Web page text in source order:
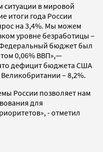
ситуации в мировой
итоги года России
на 3,4%. Мы можем
уровне безработицы –
Федеральный бюджет был
0,06% ВВП»,—
дефицит бюджета США
– 8,2%.
России позволяет нам
для
- отметил